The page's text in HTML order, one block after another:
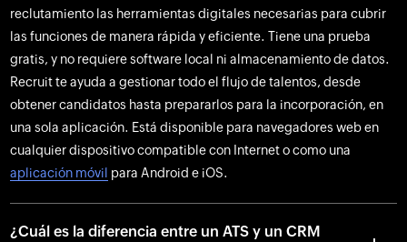
reclutamiento las herramientas digitales necesarias para cubrir
las funciones de manera rápida y eficiente. Tiene una prueba
gratis, y no requiere software local ni almacenamiento de datos.
Recruit te ayuda a gestionar todo el flujo de talentos, desde
obtener candidatos hasta prepararlos para la incorporación, en
una sola aplicación. Está disponible para navegadores web en
cualquier dispositivo compatible con Internet o como una
aplicación móvil para Android e iOS.
¿Cuál es la diferencia entre un ATS y un CRM